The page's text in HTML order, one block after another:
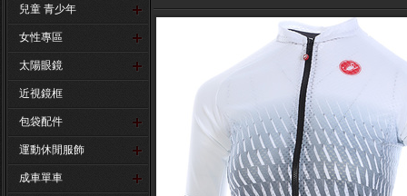
兒童 青少年
女性專區
太陽眼鏡
近視鏡框
包袋配件
運動休閒服飾
成車單車